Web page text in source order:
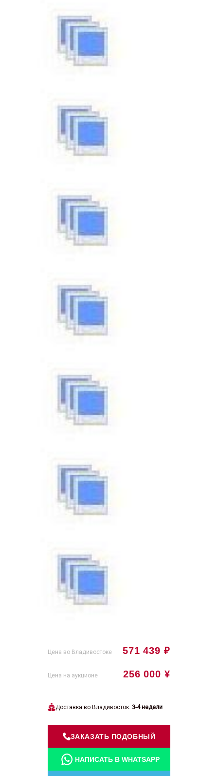
571 439 ₽
Цена во Владивостоке
256 000 ¥
Цена на аукционе
Доставка во Владивосток: 3-4 недели
ЗАКАЗАТЬ ПОДОБНЫЙ
НАПИСАТЬ В WHATSAPP